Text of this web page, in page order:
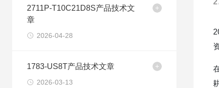
2711P-T10C21D8S产品技术文
章
2026-04-28
1783-US8T产品技术文章
2026-03-13